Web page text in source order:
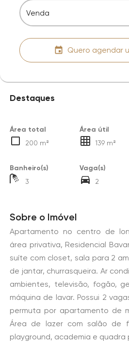
Venda
Quero agendar
Destaques
Área total
200 m²
Área útil
139 m²
Banheiro(s)
3
Vaga(s)
2
Sobre o Imóvel
Apartamento no centro de
área privativa, Residencial
suíte com closet, sala para 2
de jantar, churrasqueira. Ar
ambientes, televisão, fogão,
máquina de lavar. Possui 2
permuta por apartamento de
Área de lazer com salão de
playground, academia e quadra